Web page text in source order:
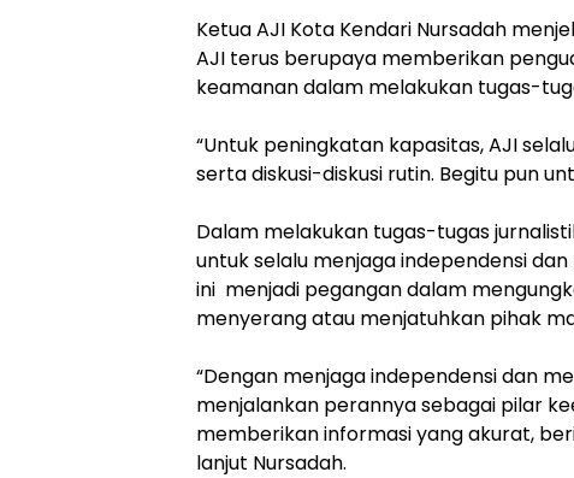
Ketua AJI Kota Kendari Nursadah
AJI terus berupaya memberikan
keamanan dalam melakukan tugas-
“Untuk peningkatan kapasitas, AJI
serta diskusi-diskusi rutin. Begitu pun
Dalam melakukan tugas-tugas
untuk selalu menjaga independensi
ini menjadi pegangan dalam
menyerang atau menjatuhkan pihak
“Dengan menjaga independensi dan
menjalankan perannya sebagai pilar
memberikan informasi yang akurat,
lanjut Nursadah.